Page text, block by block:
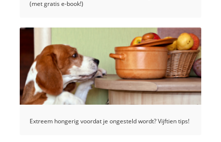
(met gratis e-book!)
Extreem hongerig voordat je ongesteld wordt? Vijftien tips!